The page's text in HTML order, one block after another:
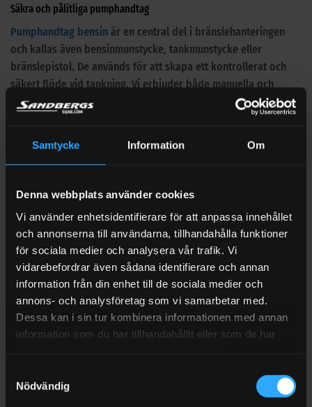
Samtycke Information Om
Denna webbplats använder cookies
Vi använder enhetsidentifierare för att anpassa innehållet
och annonserna till användarna, tillhandahålla funktioner
för sociala medier och analysera vår trafik. Vi
vidarebefordrar även sådana identifierare och annan
information från din enhet till de sociala medier och
annons- och analysföretag som vi samarbetar med.
Dessa kan i sin tur kombinera informationen med annan
information som du har tillhandahållit eller som de har
Nödvändig
Säkra och pålitliga pumphandtag
Pumphandtag bensin är en central del i bränslehanteringen
och kallas även bensinmunstycke, tankmunstycke eller
bränslepistol. De används för att skapa ett kontrollerat och
säkert flöde vid tankning. Vi erbjuder både manuella och
automatiska pumphandtag anpassade för olika behov och
Manuella pumphandtag
att användaren håller in handtaget under hela tankningen och
passar bra för mindre bränslemängder eller vid mer sällan
förekommande påfyllningar.
Automatiska pumphandtag
Automatiska pumphandtag bensin stänger av flödet
automatiskt när tanken är full. Det minskar risken för spill och
ökar säkerheten. Dessa modeller används ofta på
bensinstationer och i professionella miljöer där snabbhet och
användning.